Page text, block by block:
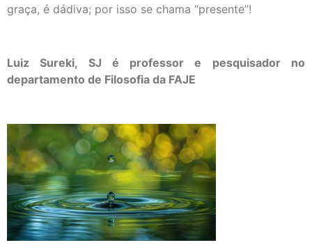
graça, é dádiva; por isso se chama “presente”!
Luiz Sureki, SJ é professor e pesquisador no
departamento de Filosofia da FAJE